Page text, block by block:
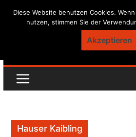
Skip
Hauser Kaibling
Diese Website benutzen Cookies.
nutzen, stimmen Sie der
Akzeptieren